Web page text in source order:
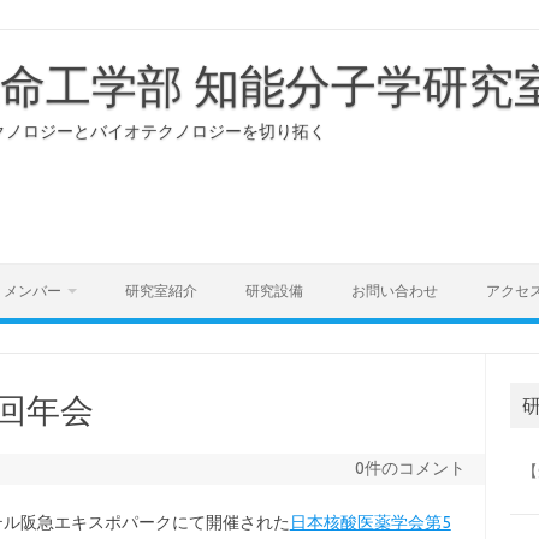
工学部 知能分子学研究
ロジーとバイオテクノロジーを切り拓く
メンバー 研究室紹介 研究設備 お問い合わせ アクセ
年会
0件のコメント
阪急エキスポパークにて開催された 日本核酸医薬学会第5